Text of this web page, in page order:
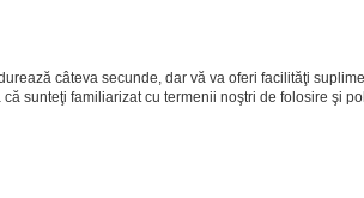
câteva secunde, dar vă va oferi facilităţi
sunteţi familiarizat cu termenii noştri de folosire şi